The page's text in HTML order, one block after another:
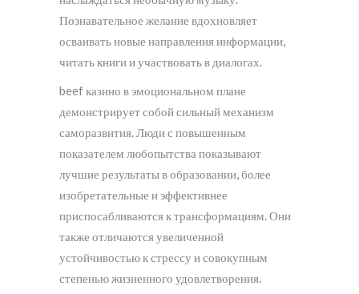
Познавательное желание вдохновляет
осваивать новые направления информации,
читать книги и участвовать в диалогах.
beef казино в эмоциональном плане
демонстрирует собой сильный механизм
саморазвития. Люди с повышенным
показателем любопытства показывают
лучшие результаты в образовании, более
изобретательные и эффективнее
приспосабливаются к трансформациям. Они
также отличаются увеличенной
устойчивостью к стрессу и совокупным
степенью жизненного удовлетворения.